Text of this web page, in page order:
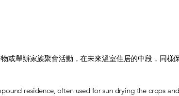
或舉辦家族聚會活動，在未來溫室住居的中段，同樣
residence, often used for sun drying the crops